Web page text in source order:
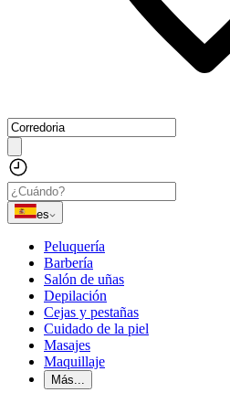
es
Peluquería
Barbería
Salón de uñas
Depilación
Cejas y pestañas
Cuidado de la piel
Masajes
Maquillaje
Más...